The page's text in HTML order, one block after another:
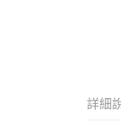
詳細